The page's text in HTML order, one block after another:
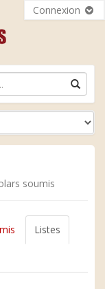
Connexion
soumis
Listes